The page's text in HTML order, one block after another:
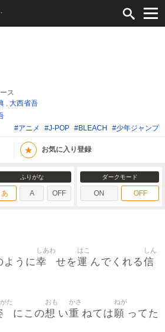
ス
, 大西省吾
#アニメ
#J-POP #BLEACH #少年ジャンプ
★ お気に入り登録
ふりがな
あ A OFF
ダークモード
ON OFF
ように幸
しあわ
せを運
はこ
んでくれる信
しん
た
にこの想
おも
い重
かさ
ねては願
ねが
ってた